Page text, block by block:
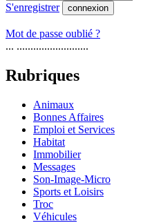
S'enregistrer connexion
Mot de passe oublié ?
... ..........................
Rubriques
Animaux
Bonnes Affaires
Emploi et Services
Habitat
Immobilier
Messages
Son-Image-Micro
Sports et Loisirs
Troc
Véhicules